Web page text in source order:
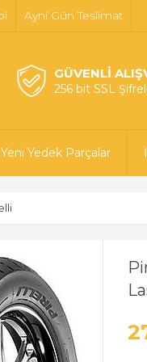
Ayni Gün Teslimat
GÜVENLİ
256 bit SSL
Yedek Parçalar